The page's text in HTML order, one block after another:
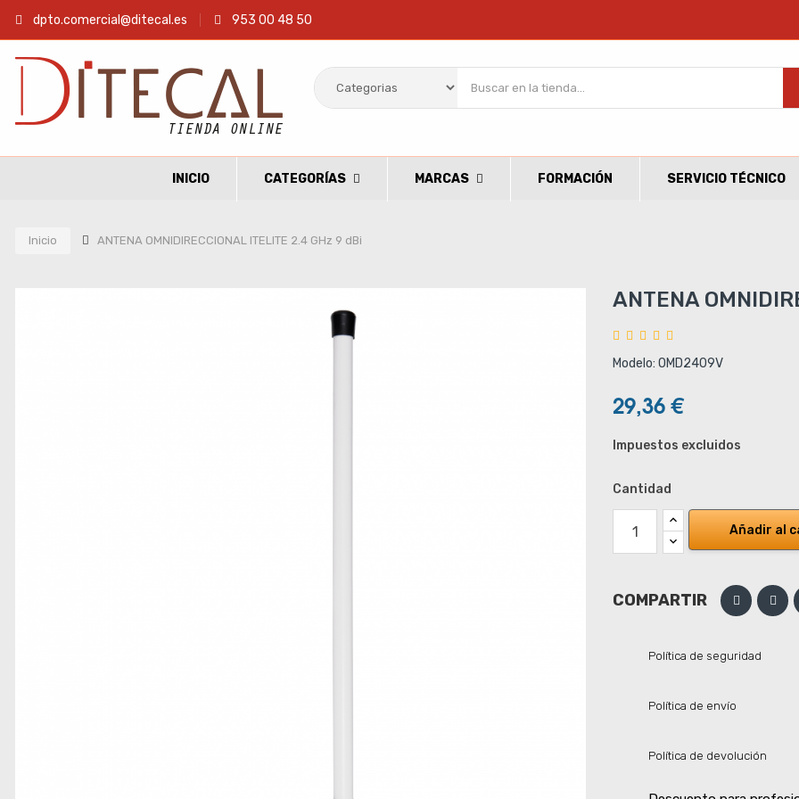
dpto.comercial@ditecal.es 953 00 48 50
INICIO CATEGORÍAS MARCAS FORMACIÓN SERVICIO TÉCNICO
Inicio ANTENA OMNIDIRECCIONAL ITELITE 2.4 GHz 9 dBi
ANTENA
Modelo: OMD2409V
29,36 €
Impuestos excluidos
Cantidad
Añadir al
COMPARTIR
Política de seguridad
Política de envío
Política de devolución